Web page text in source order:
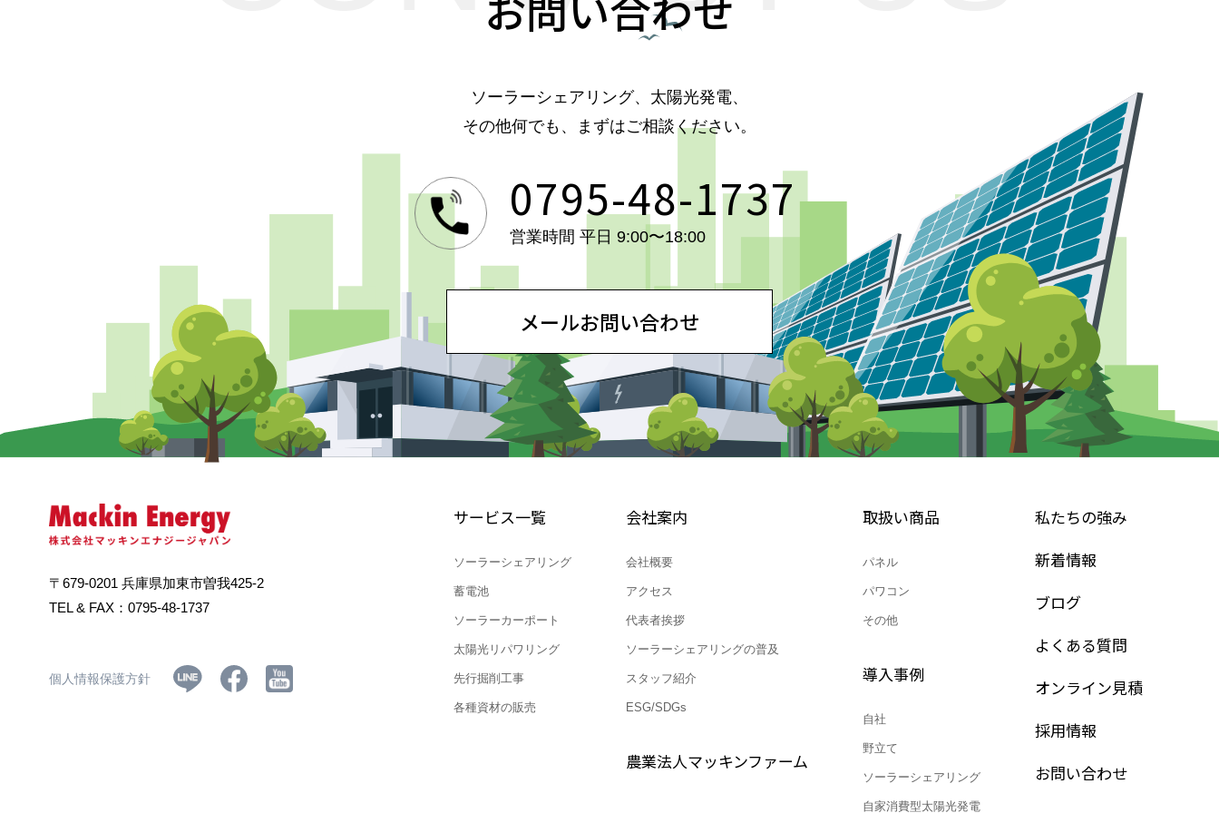
ソーラーシェアリング、太陽光発電、
その他何でも、まずはご相談ください。
0795-48-1737
営業時間 平日 9:00〜18:00
メールお問い合わせ
〒679-0201 兵庫県加東市曽我425-2
TEL & FAX：0795-48-1737
個人情報保護方針
サービス一覧
ソーラーシェアリング
蓄電池
ソーラーカーポート
太陽光リパワリング
先行掘削工事
各種資材の販売
会社案内
会社概要
アクセス
代表者挨拶
ソーラーシェアリングの普及
スタッフ紹介
ESG/SDGs
農業法人マッキンファーム
取扱い商品
パネル
パワコン
その他
導入事例
自社
野立て
ソーラーシェアリング
自家消費型太陽光発電
私たちの強み
新着情報
ブログ
よくある質問
オンライン見積
採用情報
お問い合わせ